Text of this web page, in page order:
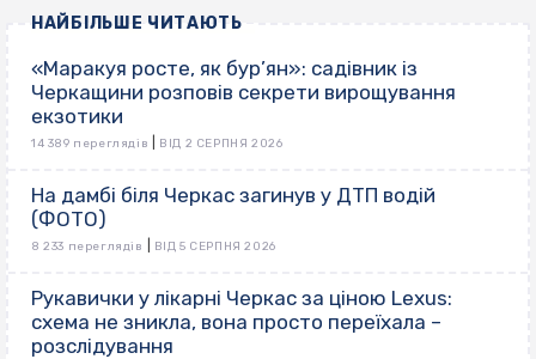
НАЙБІЛЬШЕ ЧИТАЮТЬ
«Маракуя росте, як бур’ян»: садівник із
Черкащини розповів секрети вирощування
екзотики
14 389 переглядів ВІД 2 СЕРПНЯ 2026
На дамбі біля Черкас загинув у ДТП водій
(ФОТО)
8 233 переглядів ВІД 5 СЕРПНЯ 2026
Рукавички у лікарні Черкас за ціною Lexus:
схема не зникла, вона просто переїхала –
розслідування